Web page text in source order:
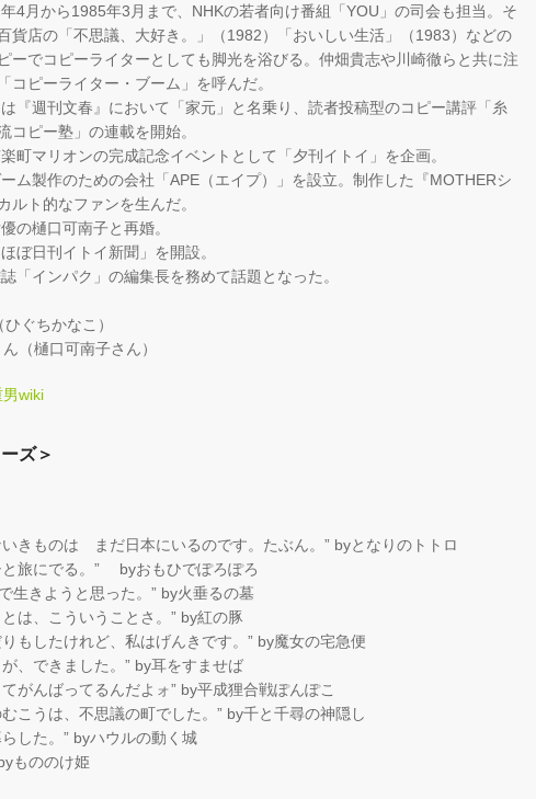
4月から1985年3月まで、NHKの若者向け番組「YOU」の司会も担当。そ
貨店の「不思議、大好き。」（1982）「おいしい生活」（1983）などの
ーでコピーライターとしても脚光を浴びる。仲畑貴志や川崎徹らと共に注
コピーライター・ブーム」を呼んだ。
『週刊文春』において「家元」と名乗り、読者投稿型のコピー講評「糸
コピー塾」の連載を開始。
町マリオンの完成記念イベントとして「夕刊イトイ」を企画。
ム製作のための会社「APE（エイプ）」を設立。制作した『MOTHERシ
ルト的なファンを生んだ。
の樋口可南子と再婚。
ぼ日刊イトイ新聞」を開設。
「インパク」の編集長を務めて話題となった。
（樋口可南子さん）
男wiki
ズ＞
いきものは まだ日本にいるのです。たぶん。” byとなりのトトロ
と旅にでる。” byおもひでぽろぽろ
生きようと思った。” by火垂るの墓
は、こういうことさ。” by紅の豚
もしたけれど、私はげんきです。” by魔女の宅急便
、できました。” by耳をすませば
がんばってるんだよォ” by平成狸合戦ぽんぽこ
こうは、不思議の町でした。” by千と千尋の神隠し
した。” byハウルの動く城
もののけ姫